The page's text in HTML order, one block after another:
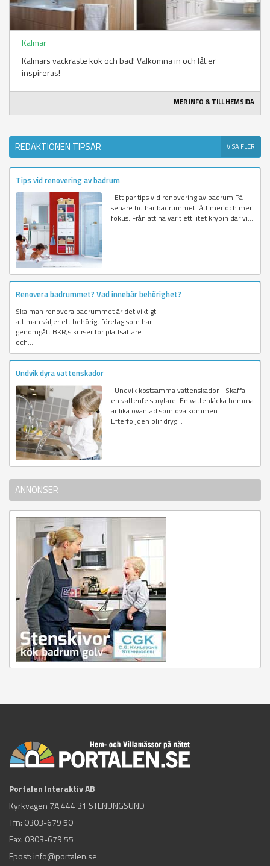
Kalmar
Kalmars vackraste kök och bad! Välkomna in och låt er
inspireras!
MER INFO & TILL HEMSIDA
REDAKTIONEN TIPSAR VISA FLER
Tips vid renovering av badrum
Ett par tips vid renovering av badrum På
senare tid har badrummet fått mer och mer
fokus. Från att ha varit ett litet krypin där vi...
Renovera badrummet? Vad innebär behörighet?
Ska man renovera badrummet är det viktigt
att man väljer ett behörigt företag som har
genomgått BKR,s kurser för plattsättare
och...
Undvik dyra vattenskador
Undvik kostsamma vattenskador - Skaffa
en vattenfelsbrytare! En vattenläcka hemma
är lika oväntad som ovälkommen.
Efterföljden blir dryg...
ANNONSER
Portalen Interaktiv AB
Kyrkvägen 7A 444 31 STENUNGSUND
Tfn: 0303-679 50
Fax: 0303-679 55
Epost: info@portalen.se